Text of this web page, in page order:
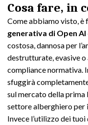
Cosa fare, in
Come abbiamo visto, è
generativa di Open AI
costosa, dannosa per
destrutturate, evasive
compliance normativa.
sfuggirà
sul mercato della
settore alberghiero per
Invece l’utilizzo dei